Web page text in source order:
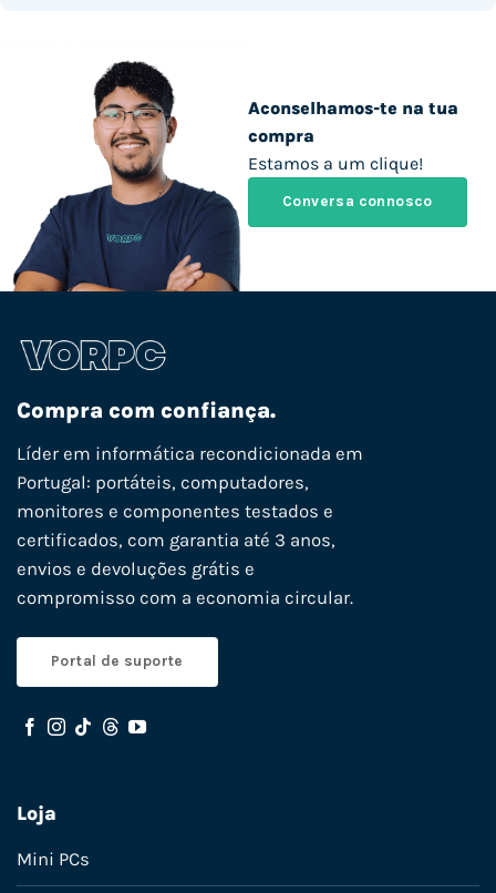
Aconselhamos-te na tua
compra
Estamos a um clique!
Conversa connosco
Compra com confiança.
Líder em informática recondicionada em
Portugal: portáteis, computadores,
monitores e componentes testados e
certificados, com garantia até 3 anos,
envios e devoluções grátis e
compromisso com a economia circular.
Portal de suporte
Loja
Mini PCs